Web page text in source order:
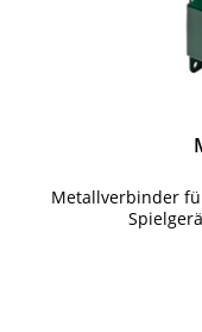
Metallverbinder